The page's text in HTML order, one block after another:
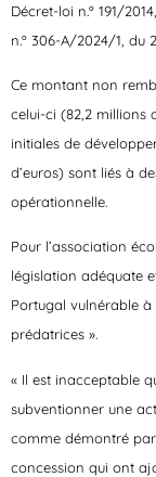
Décret-loi n.º 191/
n.º 306-A/2024/1, du
Ce montant non
celui-ci (82,2 millions
initiales de
d’euros) sont liés à
opérationnelle.
Pour l’association
législation adéquate
Portugal vulnérable à
prédatrices ».
« Il est inacceptable
subventionner une
comme démontré
concession qui ont